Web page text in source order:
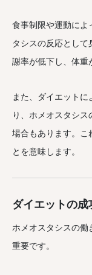
食事制限や運動によ
タシスの反応とし
謝率が低下し、体重
また、ダイエット
り、ホメオスタシ
場合もあります。こ
とを意味します。
ダイエットの成
ホメオスタシスの
重要です。